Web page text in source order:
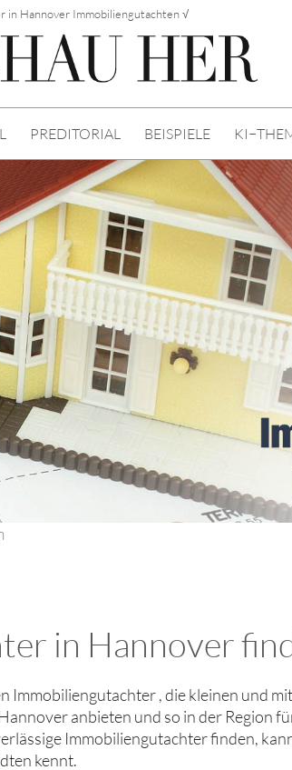
in Hannover Immobiliengutachten √
PREDITORIAL BEISPIELE
in Hannover
Immobiliengutachter , die kleinen und
anbieten und so in der Region
Immobiliengutachter finden,
kennt.